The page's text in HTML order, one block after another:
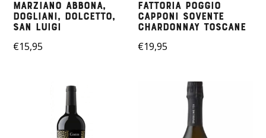
Marziano Abbona,
Dogliani, Dolcetto,
San Luigi
€15,95
Fattoria Poggio
Capponi Sovente
Chardonnay Toscane
€19,95